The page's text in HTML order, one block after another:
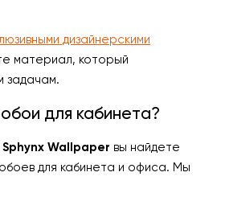
дизайнерскими
материал, который
задачам.
для кабинета?
Sphynx Wallpaper вы найдете
для кабинета и офиса. Мы